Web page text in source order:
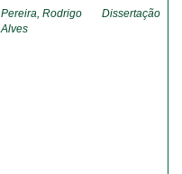
Pereira, Rodrigo
Alves
Dissertação